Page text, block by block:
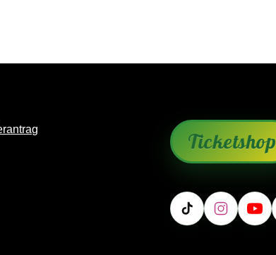
Ticketshop